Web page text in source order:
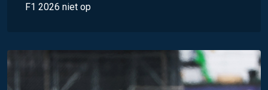
F1 2026 niet op